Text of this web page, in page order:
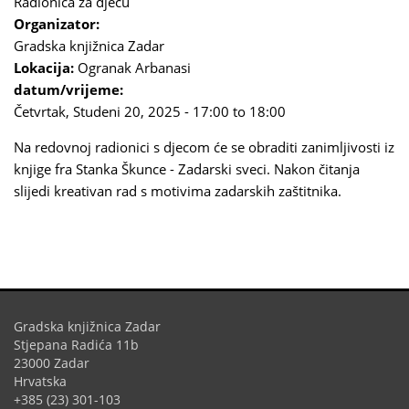
Organizator:
Gradska knjižnica Zadar
Lokacija: Ogranak Arbanasi
datum/vrijeme:
Četvrtak, Studeni 20, 2025 - 17:00 to 18:00
Na redovnoj radionici s djecom će se obraditi zanimljivosti iz
knjige fra Stanka Škunce - Zadarski sveci. Nakon čitanja
slijedi kreativan rad s motivima zadarskih zaštitnika.
Gradska knjižnica Zadar
Stjepana Radića 11b
23000 Zadar
Hrvatska
+385 (23) 301-103